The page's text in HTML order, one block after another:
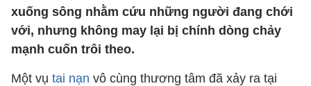
xuống sông nhằm cứu những người đang chới
với, nhưng không may lại bị chính dòng chảy
mạnh cuốn trôi theo.
Một vụ tai nạn vô cùng thương tâm đã xảy ra tại